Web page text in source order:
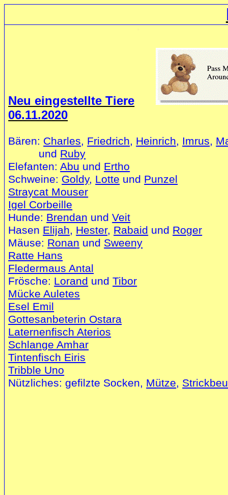
Neu eingestellte Tiere
06.11.2020
Bären: Charles, Friedrich, Heinrich, Imrus,
und Ruby
Elefanten:Abu und Ertho
Schweine: Goldy, Lotte und Punzel
Straycat Mouser
Igel Corbeille
Hunde: Brendan undVeit
Hasen Elijah, Hester, Rabaid und Roger
Mäuse: Ronan und Sweeny
Ratte Hans
Fledermaus Antal
Frösche: Lorand undTibor
Mücke Auletes
Esel Emil
Gottesanbeterin Ostara
Laternenfisch Aterios
Schlange Amhar
Tintenfisch Eiris
Tribble Uno
Nützliches: gefilzte Socken, Mütze,